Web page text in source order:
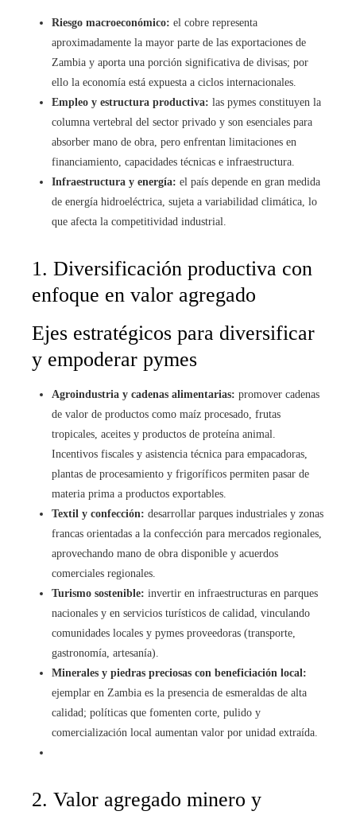
Riesgo macroeconómico: el cobre representa
aproximadamente la mayor parte de las exportaciones de
Zambia y aporta una porción significativa de divisas; por
ello la economía está expuesta a ciclos internacionales.
Empleo y estructura productiva: las pymes constituyen la
columna vertebral del sector privado y son esenciales para
absorber mano de obra, pero enfrentan limitaciones en
financiamiento, capacidades técnicas e infraestructura.
Infraestructura y energía: el país depende en gran medida
de energía hidroeléctrica, sujeta a variabilidad climática, lo
que afecta la competitividad industrial.
1. Diversificación productiva con
enfoque en valor agregado
Ejes estratégicos para diversificar
y empoderar pymes
Agroindustria y cadenas alimentarias: promover cadenas
de valor de productos como maíz procesado, frutas
tropicales, aceites y productos de proteína animal.
Incentivos fiscales y asistencia técnica para empacadoras,
plantas de procesamiento y frigoríficos permiten pasar de
materia prima a productos exportables.
Textil y confección: desarrollar parques industriales y zonas
francas orientadas a la confección para mercados regionales,
aprovechando mano de obra disponible y acuerdos
comerciales regionales.
Turismo sostenible: invertir en infraestructuras en parques
nacionales y en servicios turísticos de calidad, vinculando
comunidades locales y pymes proveedoras (transporte,
gastronomía, artesanía).
Minerales y piedras preciosas con beneficiación local:
ejemplar en Zambia es la presencia de esmeraldas de alta
calidad; políticas que fomenten corte, pulido y
comercialización local aumentan valor por unidad extraída.
2. Valor agregado minero y